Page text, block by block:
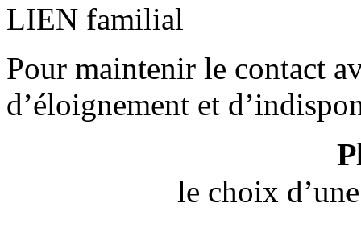
LIEN familial
Pour maintenir le contact
d’éloignement et
le choix